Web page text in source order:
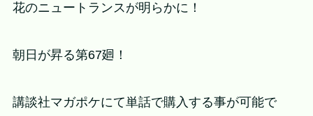
花のニュートランスが明らかに！
朝日が昇る第67廻！
講談社マガポケにて単話で購入する事が可能で